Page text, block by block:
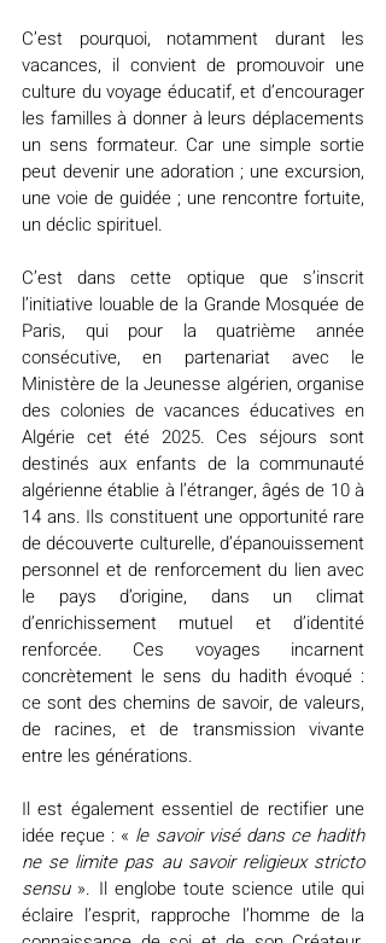
C’est pourquoi, notamment durant les
vacances, il convient de promouvoir une
culture du voyage éducatif, et d’encourager
les familles à donner à leurs déplacements
un sens formateur. Car une simple sortie
peut devenir une adoration ; une excursion,
une voie de guidée ; une rencontre fortuite,
un déclic spirituel.
C’est dans cette optique que s’inscrit
l’initiative louable de la Grande Mosquée de
Paris, qui pour la quatrième année
consécutive, en partenariat avec le
Ministère de la Jeunesse algérien, organise
des colonies de vacances éducatives en
Algérie cet été 2025. Ces séjours sont
destinés aux enfants de la communauté
algérienne établie à l’étranger, âgés de 10 à
14 ans. Ils constituent une opportunité rare
de découverte culturelle, d’épanouissement
personnel et de renforcement du lien avec
le pays d’origine, dans un climat
d’enrichissement mutuel et d’identité
renforcée. Ces voyages incarnent
concrètement le sens du hadith évoqué :
ce sont des chemins de savoir, de valeurs,
de racines, et de transmission vivante
entre les générations.
Il est également essentiel de rectifier une
idée reçue : « le savoir visé dans ce hadith
ne se limite pas au savoir religieux stricto
sensu ». Il englobe toute science utile qui
éclaire l’esprit, rapproche l’homme de la